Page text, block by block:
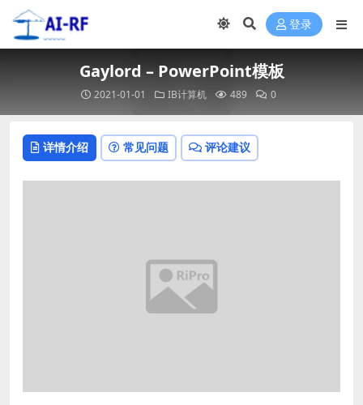
登录
Gaylord – PowerPoint模板
2021-01-01 IB计算机 489 0
详情介绍 常见问题 评论建议